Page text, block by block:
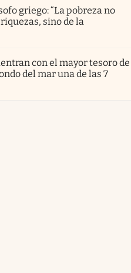
griego: “La pobreza no
sino de la
con el mayor tesoro de
del mar una de las 7